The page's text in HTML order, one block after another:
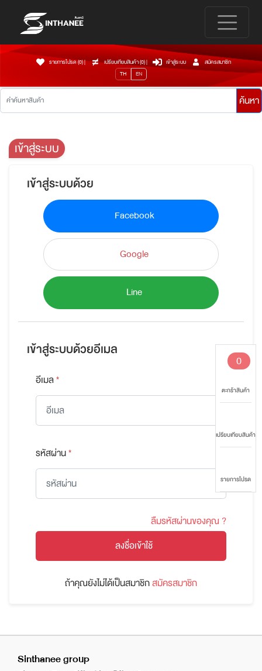
รายการโปรด (0)| เปรียบเทียบสินค้า (0)| เข้าสู่ระบบ
สมัครสมาชิก
TH
EN
ค้นหา
0
ตะกร้าสินค้า
เปรียบเทียบสินค้า
รายการโปรด
เข้าสู่ระบบ
เข้าสู่ระบบด้วย
Facebook
Google
Line
เข้าสู่ระบบด้วยอีเมล
อีเมล*
รหัสผ่าน*
ลืมรหัสผ่านของคุณ ?
ลงชื่อเข้าใช้
ถ้าคุณยังไม่ได้เป็นสมาชิกสมัครสมาชิก
Sinthanee group